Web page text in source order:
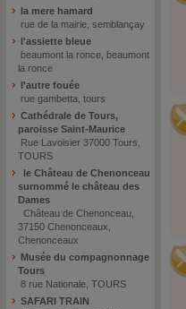
la mere hamard
rue de la mairie, semblançay
l'assiette bleue
beaumont la ronce, beaumont
la ronce
l'autre fouée
rue gambetta, tours
Cathédrale de Tours,
paroisse Saint-Maurice
Rue Lavoisier 37000 Tours,
TOURS
le Château de Chenonceau
surnommé le château des
Dames
Château de Chenonceau,
37150 Chenonceaux,
Chenonceaux
Musée du compagnonnage
Tours
8 rue Nationale, TOURS
SAFARI TRAIN